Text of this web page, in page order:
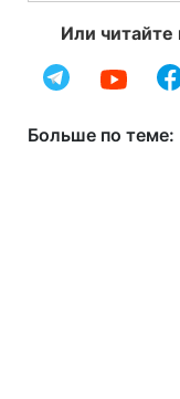
Или читайте
Больше по теме: